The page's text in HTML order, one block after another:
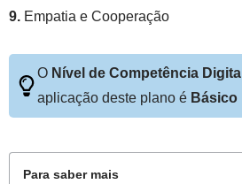
9. Empatia e Cooperação
O Nível de Competência Digital
aplicação deste plano é Básico
Para saber mais